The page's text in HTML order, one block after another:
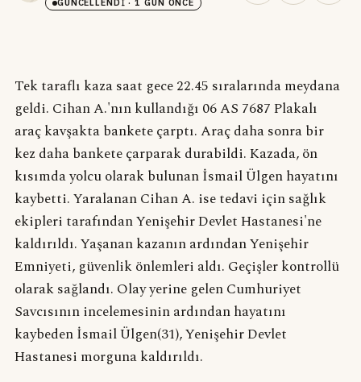
GÜNCELLENDI · 1 GÜN ÖNCE
Tek taraflı kaza saat gece 22.45 sıralarında meydana
geldi. Cihan A.'nın kullandığı 06 AS 7687 Plakalı
araç kavşakta bankete çarptı. Araç daha sonra bir
kez daha bankete çarparak durabildi. Kazada, ön
kısımda yolcu olarak bulunan İsmail Ülgen hayatını
kaybetti. Yaralanan Cihan A. ise tedavi için sağlık
ekipleri tarafından Yenişehir Devlet Hastanesi'ne
kaldırıldı. Yaşanan kazanın ardından Yenişehir
Emniyeti, güvenlik önlemleri aldı. Geçişler kontrollü
olarak sağlandı. Olay yerine gelen Cumhuriyet
Savcısının incelemesinin ardından hayatını
kaybeden İsmail Ülgen(31), Yenişehir Devlet
Hastanesi morguna kaldırıldı.